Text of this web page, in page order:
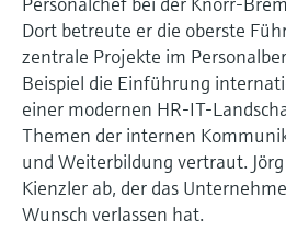
Dort betreute er die oberste
zentrale Projekte im
Beispiel die Einführung
einer modernen HR-IT-
Themen der internen
und Weiterbildung vertraut.
Kienzler ab, der das
Wunsch verlassen hat.